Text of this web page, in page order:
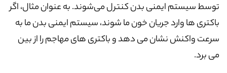
توسط سیستم ایمنی بدن کنترل می‌شوند. به عنوان مثال، اگر
باکتری ها وارد جریان خون ما شوند، سیستم ایمنی بدن ما به
سرعت واکنش نشان می دهد و باکتری های مهاجم را از بین
می برد.